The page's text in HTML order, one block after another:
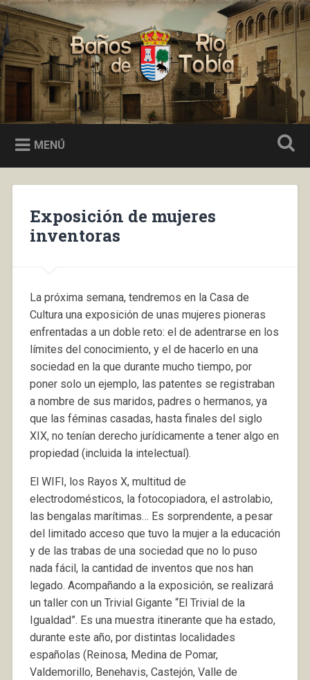
Saltar
al
contenido
Buscar
Baños de Río Tobía
MENÚ
Exposición de mujeres
inventoras
La próxima semana, tendremos en la Casa de
Cultura una exposición de unas mujeres pioneras
enfrentadas a un doble reto: el de adentrarse en los
límites del conocimiento, y el de hacerlo en una
sociedad en la que durante mucho tiempo, por
poner solo un ejemplo, las patentes se registraban
a nombre de sus maridos, padres o hermanos, ya
que las féminas casadas, hasta finales del siglo
XIX, no tenían derecho jurídicamente a tener algo en
propiedad (incluida la intelectual).
El WIFI, los Rayos X, multitud de
electrodomésticos, la fotocopiadora, el astrolabio,
las bengalas marítimas… Es sorprendente, a pesar
del limitado acceso que tuvo la mujer a la educación
y de las trabas de una sociedad que no lo puso
nada fácil, la cantidad de inventos que nos han
legado. Acompañando a la exposición, se realizará
un taller con un Trivial Gigante “El Trivial de la
Igualdad”. Es una muestra itinerante que ha estado,
durante este año, por distintas localidades
españolas (Reinosa, Medina de Pomar,
Valdemorillo, Benehavis, Castejón, Valle de